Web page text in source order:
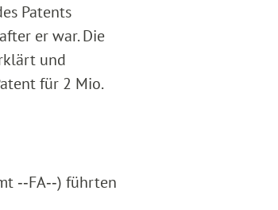
Patents
er war. Die
und
für 2 Mio.
‑‑FA‑‑) führten